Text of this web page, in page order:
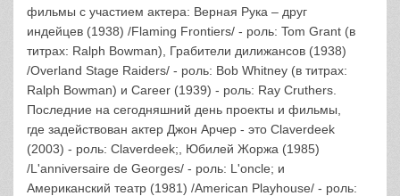
фильмы с участием актера: Верная Рука – друг
индейцев (1938) /Flaming Frontiers/ - роль: Tom Grant (в
титрах: Ralph Bowman), Грабители дилижансов (1938)
/Overland Stage Raiders/ - роль: Bob Whitney (в титрах:
Ralph Bowman) и Career (1939) - роль: Ray Cruthers.
Последние на сегодняшний день проекты и фильмы,
где задействован актер Джон Арчер - это Claverdeek
(2003) - роль: Claverdeek;, Юбилей Жоржа (1985)
/L'anniversaire de Georges/ - роль: L'oncle; и
Американский театр (1981) /American Playhouse/ - роль: